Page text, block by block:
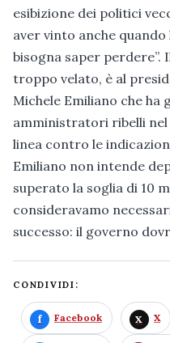
esibizione dei politici
aver vinto anche
bisogna saper
troppo velato, è al
Michele Emiliano che ha
amministratori ribelli nel
linea contro le
Emiliano non intende
superato la soglia di 10
consideravamo
successo: il governo
CONDIVIDI:
Facebook X